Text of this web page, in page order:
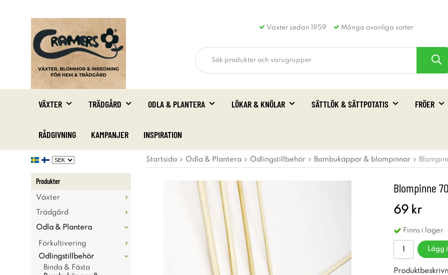
Växter sedan 1959 Många ovanliga sorter
VÄXTER TRÄDGÅRD ODLA & PLANTERA LÖKAR & KNÖLAR SÄTTLÖK & SÄTTPOTATIS FRÖER
RÅDGIVNING KAMPANJER INSPIRATION
Produkter
Växter
Trädgård
Odla & Plantera
Förkultivering
Odlingstillbehör
Binda & Fästa
Startsida Odla & Plantera Odlingstillbehör Bambukäppar & blompinnar
Blompinne
69 kr
Finns i lager
Lägg